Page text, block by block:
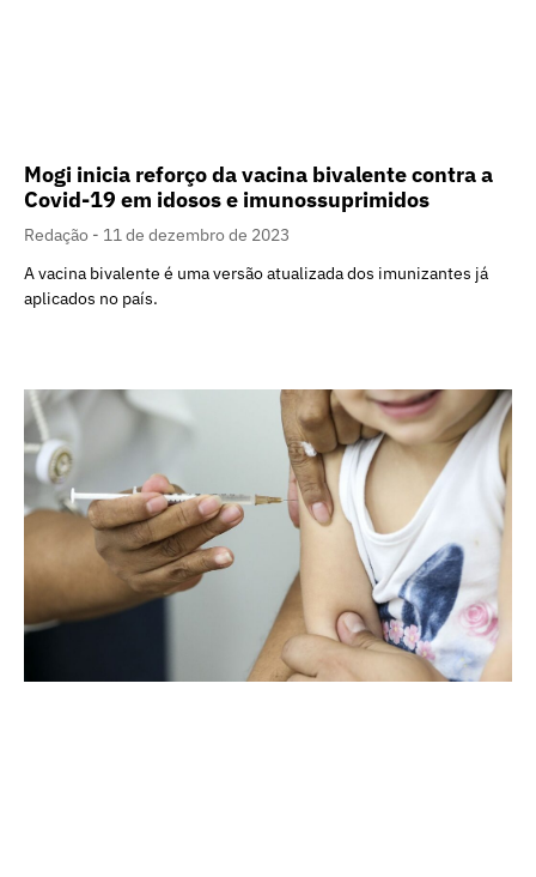
Mogi inicia reforço da vacina bivalente contra a
Covid-19 em idosos e imunossuprimidos
Redação
11 de dezembro de 2023
A vacina bivalente é uma versão atualizada dos imunizantes já
aplicados no país.